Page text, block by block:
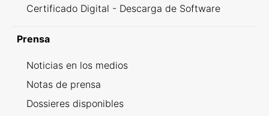
Certificado Digital - Descarga de Software
Prensa
Noticias en los medios
Notas de prensa
Dossieres disponibles